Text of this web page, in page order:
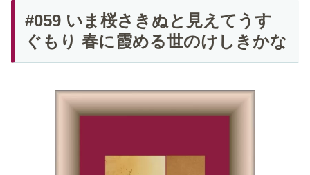
#059 いま桜さきぬと見えてうす
ぐもり 春に霞める世のけしきかな